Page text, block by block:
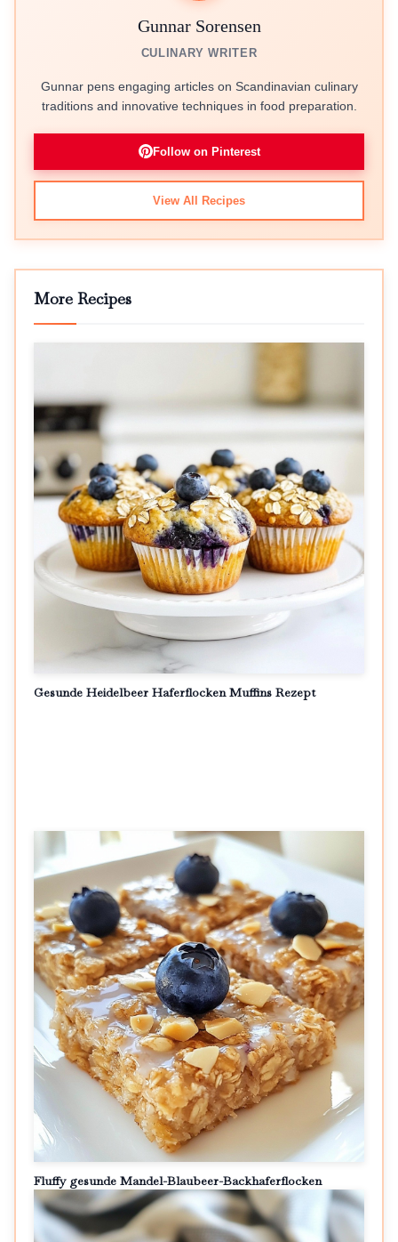
Gunnar Sorensen
CULINARY WRITER
Gunnar pens engaging articles on Scandinavian culinary
traditions and innovative techniques in food preparation.
Follow on Pinterest
View All Recipes
More Recipes
Gesunde Heidelbeer Haferflocken Muffins Rezept
Fluffy gesunde Mandel-Blaubeer-Backhaferflocken